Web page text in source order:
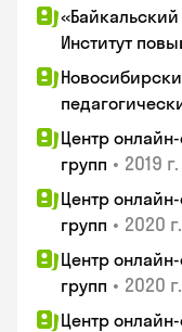
Институт
Центр
групп • 2019 г.
Центр
групп • 2020 г.
Центр
групп • 2020 г.
Центр